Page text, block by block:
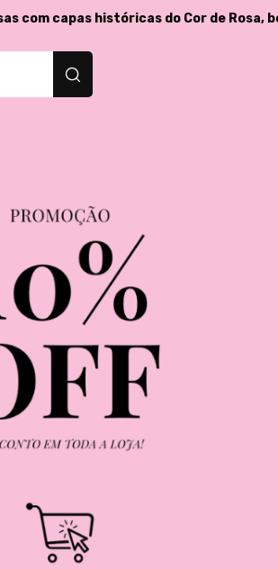
com capas históricas do Cor de Rosa,